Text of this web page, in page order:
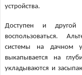
устройства.
Доступен и
воспользоваться.
системы на дачном
выкапывается на
укладываются и